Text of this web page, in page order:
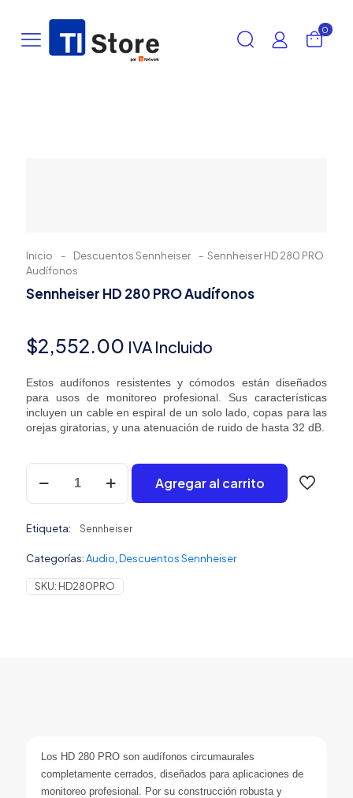
0
Inicio - Descuentos Sennheiser - Sennheiser HD 280 PRO
Audífonos
Sennheiser HD 280 PRO Audífonos
$2,552.00 IVA Incluido
Estos audífonos resistentes y cómodos están diseñados
para usos de monitoreo profesional. Sus características
incluyen un cable en espiral de un solo lado, copas para las
orejas giratorias, y una atenuación de ruido de hasta 32 dB.
Sennheiser
HD
280
Audífonos
Agregar al carrito
Etiqueta: Sennheiser
Categorías:Audio Descuentos Sennheiser
SKU: HD280PRO
Los HD 280 PRO son audífonos circumaurales
completamente cerrados, diseñados para aplicaciones de
monitoreo profesional. Por su construcción robusta y